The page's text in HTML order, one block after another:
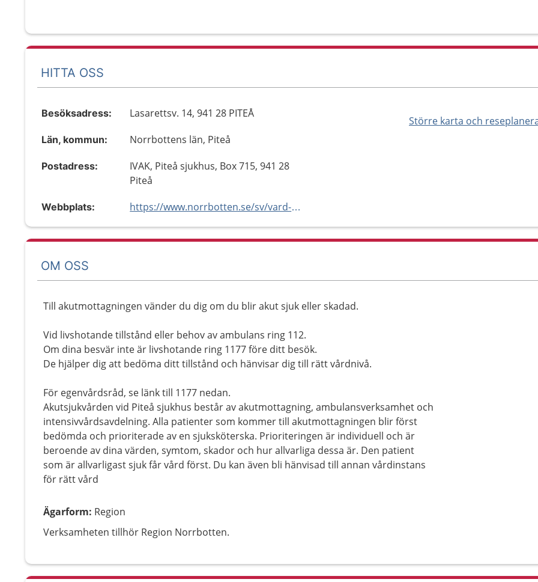
HITTA OSS
Större karta och
Besöksadress: Lasarettsv. 14, 941 28 PITEÅ
Län, kommun: Norrbottens län, Piteå
Postadress:
IVAK, Piteå sjukhus, Box 715, 941 28
Piteå
Webbplats: https://www.norrbotten.se/sv/vard-och-halsa/vara-vardenheter/kliniker-och-mottagningar/akutmottagningen-pitea-sjukhus/
OM OSS
Till akutmottagningen vänder du dig om du blir akut sjuk eller skadad.
Vid livshotande tillstånd eller behov av ambulans ring 112.
Om dina besvär inte är livshotande ring 1177 före ditt besök.
De hjälper dig att bedöma ditt tillstånd och hänvisar dig till rätt vårdnivå.
För egenvårdsråd, se länk till 1177 nedan.
Akutsjukvården vid Piteå sjukhus består av akutmottagning, ambulansverksamhet och
intensivvårdsavdelning. Alla patienter som kommer till akutmottagningen blir först
bedömda och prioriterade av en sjuksköterska. Prioriteringen är individuell och är
beroende av dina värden, symtom, skador och hur allvarliga dessa är. Den patient
som är allvarligast sjuk får vård först. Du kan även bli hänvisad till annan vårdinstans
för rätt vård
Ägarform: Region
Verksamheten tillhör Region Norrbotten.